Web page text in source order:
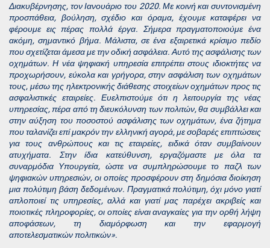
Διακυβέρνησης, τον Ιανουάριο του 2020. Με κοινή και συντονισμένη
προσπάθεια, βούληση, σχέδιο και όραμα, έχουμε καταφέρει να
φέρουμε εις πέρας πολλά έργα. Σήμερα πραγματοποιούμε ένα
ακόμη, σημαντικό βήμα. Μάλιστα, σε ένα εξαιρετικά κρίσιμο πεδίο
που σχετίζεται άμεσα με την οδική ασφάλεια. Αυτό της ασφάλισης των
οχημάτων. Η νέα ψηφιακή υπηρεσία επιτρέπει στους ιδιοκτήτες να
προχωρήσουν, εύκολα και γρήγορα, στην ασφάλιση των οχημάτων
τους, μέσω της ηλεκτρονικής διάθεσης στοιχείων οχημάτων προς τις
ασφαλιστικές εταιρείες. Ευελπιστούμε ότι η λειτουργία της νέας
υπηρεσίας, πέρα από τη διευκόλυνση των πολιτών, θα συμβάλλει και
στην αύξηση του ποσοστού ασφάλισης των οχημάτων, ένα ζήτημα
που ταλανίζει επί μακρόν την ελληνική αγορά, με σοβαρές επιπτώσεις
για τους ανθρώπους και τις εταιρείες, ειδικά όταν συμβαίνουν
ατυχήματα. Στην ίδια κατεύθυνση, εργαζόμαστε με όλα τα
συναρμόδια Υπουργεία, ώστε να συμπληρώσουμε το παζλ των
ψηφιακών υπηρεσιών, οι οποίες προσφέρουν στη δημόσια διοίκηση
μια πολύτιμη βάση δεδομένων. Πραγματικά πολύτιμη, όχι μόνο γιατί
απλοποιεί τις υπηρεσίες, αλλά και γιατί μας παρέχει ακριβείς και
ποιοτικές πληροφορίες, οι οποίες είναι αναγκαίες για την ορθή λήψη
αποφάσεων, τη διαμόρφωση και την εφαρμογή
αποτελεσματικών πολιτικών».